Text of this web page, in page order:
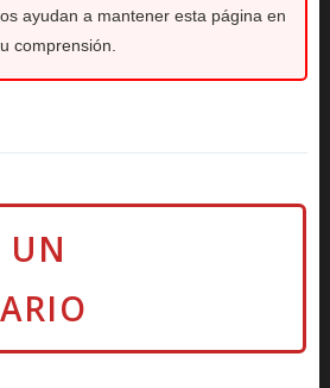
ayudan a mantener esta página en
comprensión.